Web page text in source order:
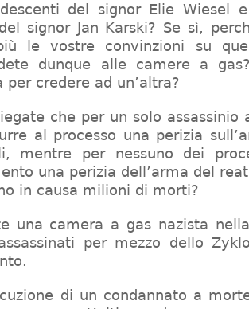
del signor Elie Wiesel
signor Jan Karski? Se sì,
le vostre convinzioni su
dunque alle camere a
per credere ad un’altra?
che per un solo assassinio
al processo una perizia
mentre per nessuno dei
una perizia dell’arma del
in causa milioni di morti?
una camera a gas nazista
per mezzo dello
di un condannato a